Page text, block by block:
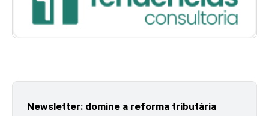
Newsletter: domine a reforma tributária